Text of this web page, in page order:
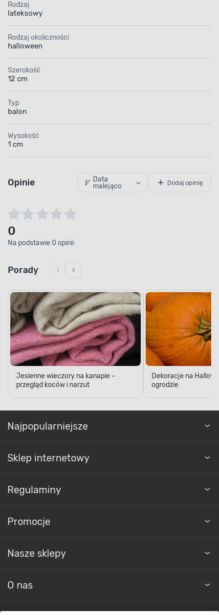
Rodzaj
lateksowy
Rodzaj okoliczności
halloween
Szerokość
12 cm
Typ
balon
Wysokość
1 cm
Opinie
Data
malejąco
Dodaj opinię
0
Na podstawie 0 opinii
Porady
Jesienne wieczory na kanapie –
przegląd koców i narzut
Dekoracje na
ogrodzie
Najpopularniejsze
Sklep internetowy
Regulaminy
Promocje
Nasze sklepy
O nas